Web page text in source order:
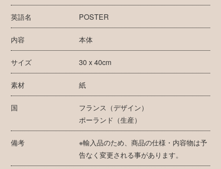
英語名 POSTER
内容 本体
サイズ 30 x 40cm
素材 紙
国
フランス（デザイン）
ポーランド（生産）
備考
※輸入品のため、商品の仕様・内容物は予
告なく変更される事があります。